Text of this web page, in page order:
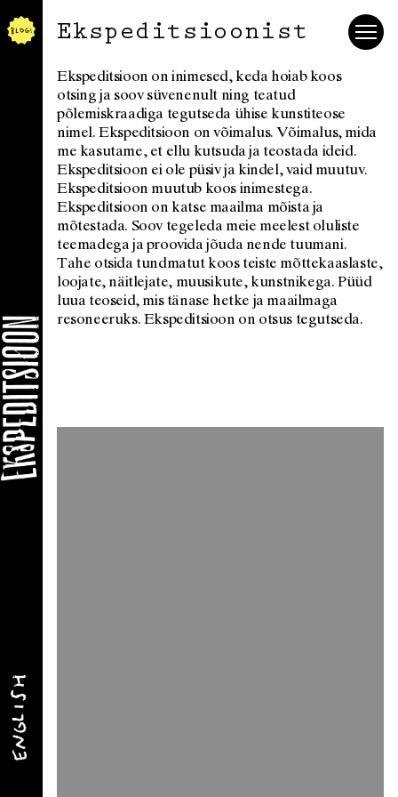
Ekspeditsioonist
Ekspeditsioon on inimesed, keda hoiab koos
otsing ja soov süvenenult ning teatud
põlemiskraadiga tegutseda ühise kunstiteose
nimel. Ekspeditsioon on võimalus. Võimalus, mida
me kasutame, et ellu kutsuda ja teostada ideid.
Ekspeditsioon ei ole püsiv ja kindel, vaid muutuv.
Ekspeditsioon muutub koos inimestega.
Ekspeditsioon on katse maailma mõista ja
mõtestada. Soov tegeleda meie meelest oluliste
teemadega ja proovida jõuda nende tuumani.
Tahe otsida tundmatut koos teiste mõttekaaslaste,
loojate, näitlejate, muusikute, kunstnikega. Püüd
luua teoseid, mis tänase hetke ja maailmaga
resoneeruks. Ekspeditsioon on otsus tegutseda.